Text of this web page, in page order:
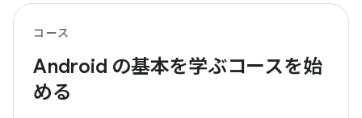
コース
Android の基本を学ぶコースを始
める